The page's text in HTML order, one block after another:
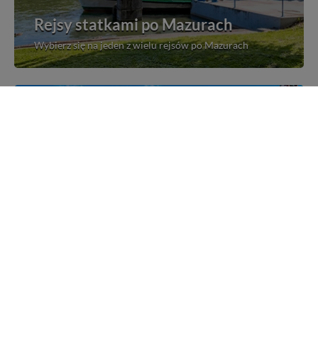
Rejsy statkami po Mazurach
Wybierz się na jeden z wielu rejsów po Mazurach